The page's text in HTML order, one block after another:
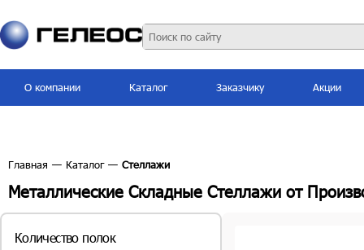
О компании Каталог Заказчику Акции
Главная — Каталог — Стеллажи
Металлические Складные Стеллажи от
Количество полок